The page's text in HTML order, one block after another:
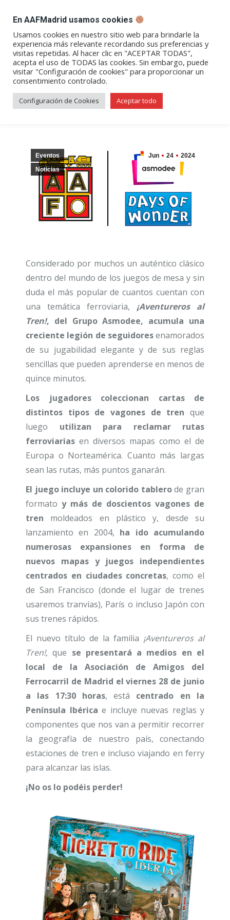
Abrir
enlace
en
una
ventana/pestaña
Abrir
enlace
en
una
ventana/pestaña
Abrir
enlace
en
una
ventana/pestaña
Abrir
enlace
en
una
Abrir
enlace
en
una
Presentación del juego de
mesa «¡Aventureros al Tren!»
Jun 24 2024
Eventos
Noticias
Considerado por muchos un auténtico clásico
dentro del mundo de los juegos de mesa y sin
duda el más popular de cuantos cuentan con
una temática ferroviaria, ¡Aventureros al
Tren!, del Grupo Asmodee, acumula una
creciente legión de seguidoresenamorados
de su jugabilidad elegante y de sus reglas
sencillas que pueden aprenderse en menos de
quince minutos.
Los jugadores coleccionan cartas de
distintos tipos de vagones de tren que
luego utilizan para reclamar rutas
ferroviarias en diversos mapas como el de
Europa o Norteamérica. Cuanto más largas
sean las rutas, más puntos ganarán.
El juego incluye un colorido tablerode gran
formato y más de doscientos vagones de
tren moldeados en plástico y, desde su
lanzamiento en 2004, ha ido acumulando
numerosas expansiones en forma de
nuevos mapas y juegos independientes
centrados en ciudades concretas, como el
de San Francisco (donde el lugar de trenes
usaremos tranvías), París o incluso Japón con
sus trenes rápidos.
El nuevo título de la familia ¡Aventureros al
Tren!, que se presentará a medios en el
local de la Asociación de Amigos del
Ferrocarril de Madrid el viernes 28 de junio
a las 17:30 horas, está centrado en la
Península Ibérica e incluye nuevas reglas y
componentes que nos van a permitir recorrer
la geografía de nuestro país, conectando
estaciones de tren e incluso viajando en ferry
para alcanzar las islas.
¡No os lo podéis perder!
En AAFMadrid usamos cookies
Usamos cookies en nuestro sitio web para brindarle la
experiencia más relevante recordando sus preferencias y
visitas repetidas. Al hacer clic en "ACEPTAR TODAS",
acepta el uso de TODAS las cookies. Sin embargo, puede
visitar "Configuración de cookies" para proporcionar un
consentimiento controlado.
Configuración de Cookies Aceptar todo